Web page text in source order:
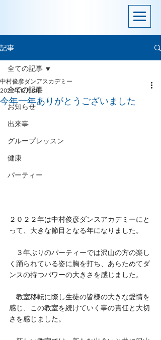
記事
全ての記事
お知らせ
出来事
グループレッスン
健康
パーティー
全ての記事
今年一年ありがとうございました
中村俊彦ダンアスカデミー
2022年12月31日
２０２２年は中村俊彦ダンスアカデミーにと
って、大きな節目となる年になりました。
３年ぶりのパーティーでは沢山の方の楽し
く踊られている姿に胸を打ち、あらためてダ
ンスの持つパワーの大きさを感じました。
教室移転に際し生徒の皆様の大きな愛情を
感じ、この教室を続けていく事の責任と大切
さを感じました。